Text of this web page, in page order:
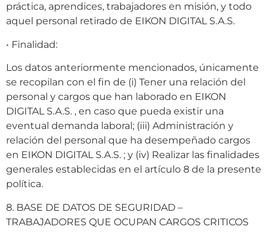
práctica, aprendices, trabajadores en misión, y todo
aquel personal retirado de EIKON DIGITAL S.A.S.
• Finalidad:
Los datos anteriormente mencionados, únicamente
se recopilan con el fin de (i) Tener una relación del
personal y cargos que han laborado en EIKON
DIGITAL S.A.S. , en caso que pueda existir una
eventual demanda laboral; (iii) Administración y
relación del personal que ha desempeñado cargos
en EIKON DIGITAL S.A.S. ; y (iv) Realizar las finalidades
generales establecidas en el artículo 8 de la presente
política.
8. BASE DE DATOS DE SEGURIDAD –
TRABAJADORES QUE OCUPAN CARGOS CRITICOS